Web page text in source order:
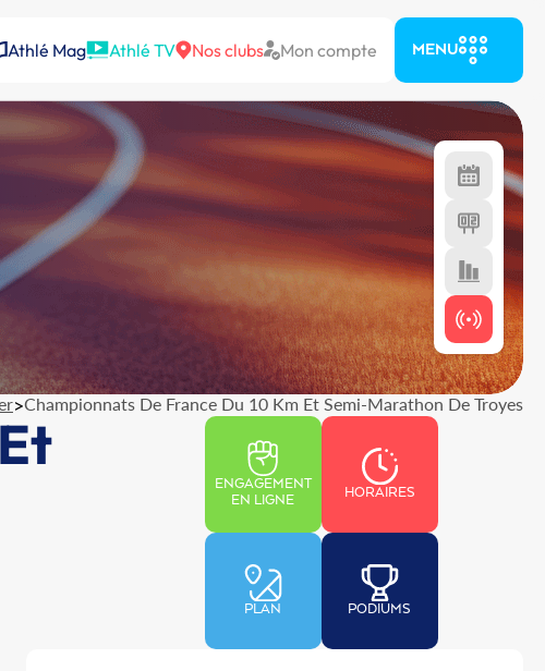
Athlé Mag Athlé TV Nos clubs Mon compte MENU
>Championnats De France Du 10 Km Et Semi-Marathon De Troyes
ENGAGEMENT
EN LIGNE
HORAIRES
PLAN PODIUMS